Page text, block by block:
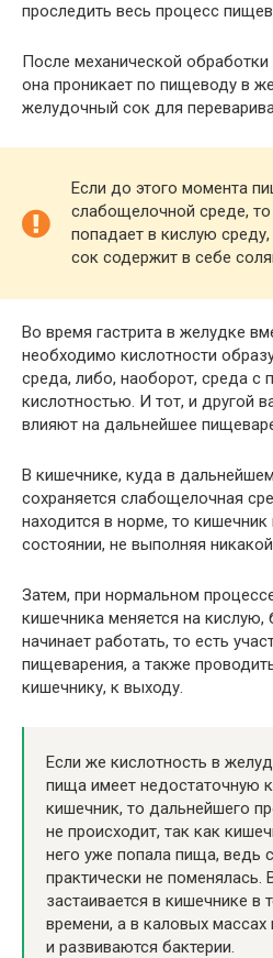
проследить весь процесс
После механической
она проникает по пищеводу в
желудочный сок для
Если до этого момента
слабощелочной среде,
попадает в кислую
сок содержит в себе
Во время гастрита в желудке
необходимо кислотности
среда, либо, наоборот, среда с
кислотностью. И тот, и другой
влияют на дальнейшее
В кишечнике, куда в
сохраняется слабощелочная
находится в норме, то
состоянии, не выполняя
Затем, при нормальном
кишечника меняется на кислую,
начинает работать, то есть
пищеварения, а также
кишечнику, к выходу.
Если же кислотность в
пища имеет недостаточную
кишечник, то дальнейшего
не происходит, так как
него уже попала пища, ведь
практически не поменялась.
застаивается в кишечнике в
времени, а в каловых
и развиваются бактерии.